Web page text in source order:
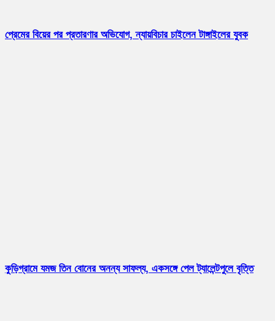
প্রেমের বিয়ের পর প্রতারণার অভিযোগ, ন্যায়বিচার চাইলেন টাঙ্গাইলের যুবক
কুড়িগ্রামে যমজ তিন বোনের অনন্য সাফল্য, একসঙ্গে পেল ট্যালেন্টপুলে বৃত্তি